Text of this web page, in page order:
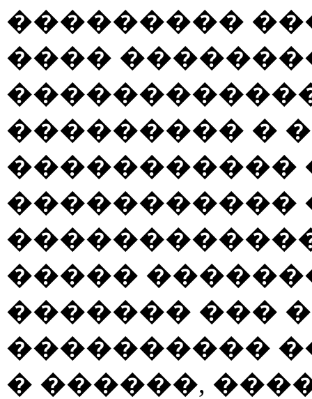
���������
����
��������� �
�����������
�����������
�����
������� ���
����������
� ������,